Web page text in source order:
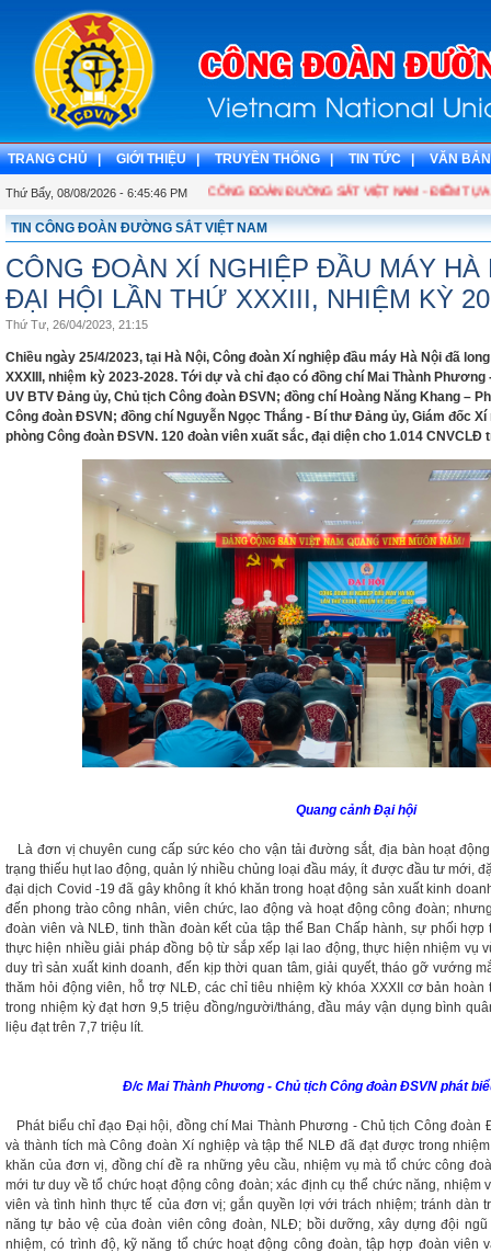
TRANG CHỦ | GIỚI THIỆU | TRUYỀN THỐNG | TIN TỨC | VĂN
Thứ Bẩy, 08/08/2026 - 6:45:47 PM CÔNG ĐOÀN ĐƯỜNG SẮT VIỆT NAM - ĐIỂM TỰA
TIN CÔNG ĐOÀN ĐƯỜNG SẮT VIỆT NAM
CÔNG ĐOÀN XÍ NGHIỆP ĐẦU MÁY HÀ
ĐẠI HỘI LẦN THỨ XXXIII, NHIỆM KỲ
Thứ Tư, 26/04/2023, 21:15
Chiều ngày 25/4/2023, tại Hà Nội, Công đoàn Xí nghiệp đầu máy Hà Nội đã
XXXIII, nhiệm kỳ 2023-2028. Tới dự và chỉ đạo có đồng chí Mai Thành Phương
UV BTV Đảng ủy, Chủ tịch Công đoàn ĐSVN; đồng chí Hoàng Năng Khang –
Công đoàn ĐSVN; đồng chí Nguyễn Ngọc Thắng - Bí thư Đảng ủy, Giám đốc
phòng Công đoàn ĐSVN. 120 đoàn viên xuất sắc, đại diện cho 1.014
Quang cảnh Đại hội
Là đơn vị chuyên cung cấp sức kéo cho vận tải đường sắt, địa bàn hoạt
trạng thiếu hụt lao động, quản lý nhiều chủng loại đầu máy, ít được đầu tư mới,
đại dịch Covid -19 đã gây không ít khó khăn trong hoạt động sản xuất kinh
đến phong trào công nhân, viên chức, lao động và hoạt động công đoàn;
đoàn viên và NLĐ, tinh thần đoàn kết của tập thể Ban Chấp hành, sự phối hợp
thực hiện nhiều giải pháp đồng bộ từ sắp xếp lại lao động, thực hiện nhiệm vụ
duy trì sản xuất kinh doanh, đến kịp thời quan tâm, giải quyết, tháo gỡ vướng
thăm hỏi động viên, hỗ trợ NLĐ, các chỉ tiêu nhiệm kỳ khóa XXXII cơ bản
trong nhiệm kỳ đạt hơn 9,5 triệu đồng/người/tháng, đầu máy vận dụng bình
liệu đạt trên 7,7 triệu lít.
Đ/c Mai Thành Phương - Chủ tịch Công đoàn ĐSVN phát
Phát biểu chỉ đạo Đại hội, đồng chí Mai Thành Phương - Chủ tịch Công đoàn
và thành tích mà Công đoàn Xí nghiệp và tập thể NLĐ đã đạt được trong
khăn của đơn vị, đồng chí đề ra những yêu cầu, nhiệm vụ mà tổ chức công
mới tư duy về tổ chức hoạt động công đoàn; xác định cụ thể chức năng, nhiệm
viên và tình hình thực tế của đơn vị; gắn quyền lợi với trách nhiệm; tránh dàn
năng tự bảo vệ của đoàn viên công đoàn, NLĐ; bồi dưỡng, xây dựng đội
nhiệm, có trình độ, kỹ năng tổ chức hoạt động công đoàn, tập hợp đoàn viên